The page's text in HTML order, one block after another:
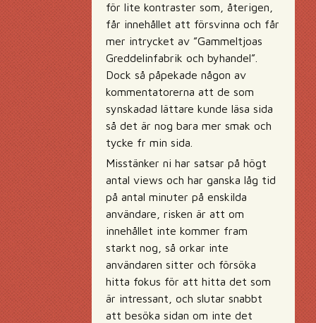
för lite kontraster som, återigen,
får innehållet att försvinna och får
mer intrycket av ”Gammeltjoas
Greddelinfabrik och byhandel”.
Dock så påpekade någon av
kommentatorerna att de som
synskadad lättare kunde läsa sida
så det är nog bara mer smak och
tycke fr min sida.
Misstänker ni har satsar på högt
antal views och har ganska låg tid
på antal minuter på enskilda
användare, risken är att om
innehållet inte kommer fram
starkt nog, så orkar inte
användaren sitter och försöka
hitta fokus för att hitta det som
är intressant, och slutar snabbt
att besöka sidan om inte det